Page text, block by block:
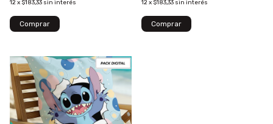
12x $183,33 sin interés 12x $183,33 sin interés